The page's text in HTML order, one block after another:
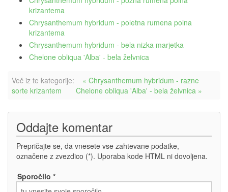
krizantema
Chrysanthemum hybridum - poletna rumena polna
krizantema
Chrysanthemum hybridum - bela nizka marjetka
Chelone obliqua 'Alba' - bela želvnica
Več iz te kategorije:
« Chrysanthemum hybridum - razne
sorte krizantem
Chelone obliqua 'Alba' - bela želvnica »
Oddajte komentar
Prepričajte se, da vnesete vse zahtevane podatke,
označene z zvezdico (*). Uporaba kode HTML ni dovoljena.
Sporočilo *